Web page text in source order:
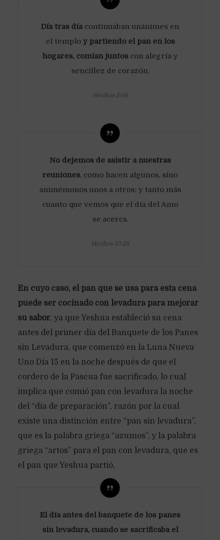
Día tras díacontinuaban unánimes en
el temploy partiendo el pan en los
hogares, comían juntos con alegría y
sencillez de corazón,
Hechos 2:46
No dejemos de asistir a nuestras
reuniones, como hacen algunos, sino
animémonos unos a otros; y tanto más
cuanto que vemos que el día del Amo
se acerca.
Hechos 10:25
En cuyo caso, el pan que se usa para esta cena
puede ser cocinado con levadura para mejorar
su sabor, ya que Yeshua estableció su cena
antes del primer día del Banquete de los Panes
sin Levadura, que comenzó en la Luna Nueva
Uno Día 15 en la noche después de que el
cordero de la Pascua fue sacrificado, lo cual
implica que comió pan con levadura la noche
del “día de preparación”, razón por la cual
existe una distinción entre “pan sin levadura”,
que es la palabra griega “azumos”, y la palabra
griega “artos” para el pan con levadura, que es
el pan que Yeshua partió,
El día antes del banquete de los panes
sin levadura, cuando se sacrificaba el